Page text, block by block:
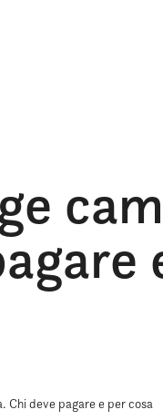
Chi deve pagare e per cosa